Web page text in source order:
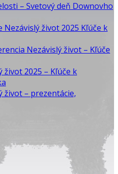
– Svetový deň Downovho
život 2025 Kľúče k
Nezávislý život – Kľúče
život 2025 – Kľúče k
život – prezentácie,